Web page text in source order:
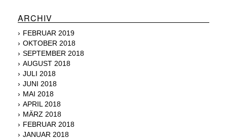
ARCHIV
FEBRUAR 2019
OKTOBER 2018
SEPTEMBER 2018
AUGUST 2018
JULI 2018
JUNI 2018
MAI 2018
APRIL 2018
MÄRZ 2018
FEBRUAR 2018
JANUAR 2018